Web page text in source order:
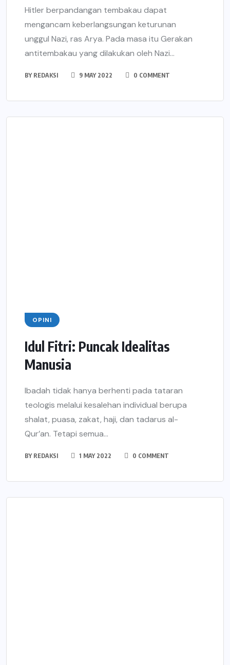
Hitler berpandangan tembakau dapat
mengancam keberlangsungan keturunan
unggul Nazi, ras Arya. Pada masa itu Gerakan
antitembakau yang dilakukan oleh Nazi...
BY REDAKSI 9 MAY 2022 0 COMMENT
OPINI
Idul Fitri: Puncak Idealitas
Manusia
Ibadah tidak hanya berhenti pada tataran
teologis melalui kesalehan individual berupa
shalat, puasa, zakat, haji, dan tadarus al-
Qur’an. Tetapi semua...
BY REDAKSI 1 MAY 2022 0 COMMENT